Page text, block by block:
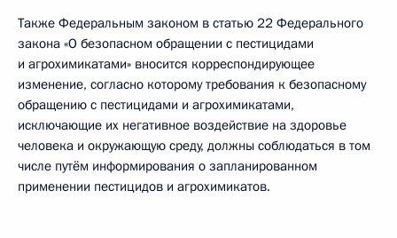
Также Федеральным законом в статью 22 Федерального
закона «О безопасном обращении с пестицидами
и агрохимикатами» вносится корреспондирующее
изменение, согласно которому требования к безопасному
обращению с пестицидами и агрохимикатами,
исключающие их негативное воздействие на здоровье
человека и окружающую среду, должны соблюдаться в том
числе путём информирования о запланированном
применении пестицидов и агрохимикатов.